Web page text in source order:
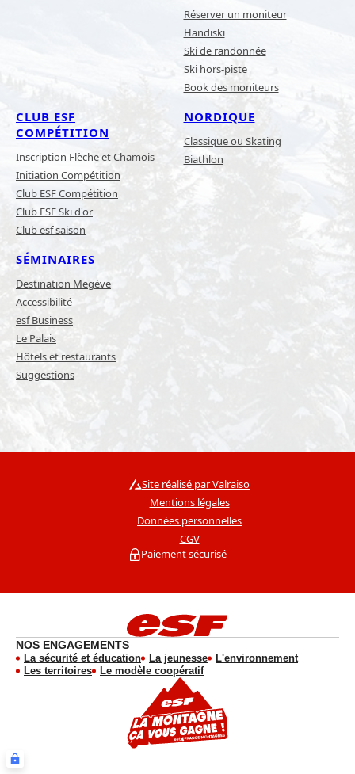
Réserver un moniteur
Handiski
Ski de randonnée
Ski hors-piste
Book des moniteurs
CLUB ESF
COMPÉTITION
Inscription Flèche et Chamois
Initiation Compétition
Club ESF Compétition
Club ESF Ski d'or
Club esf saison
NORDIQUE
Classique ou Skating
Biathlon
SÉMINAIRES
Destination Megève
Accessibilité
esf Business
Le Palais
Hôtels et restaurants
Suggestions
Site réalisé par Valraiso
Mentions légales
Données personnelles
CGV
Paiement sécurisé
NOS ENGAGEMENTS
La sécurité et éducation La jeunesse
L'environnement
Les territoires
Le modèle coopératif